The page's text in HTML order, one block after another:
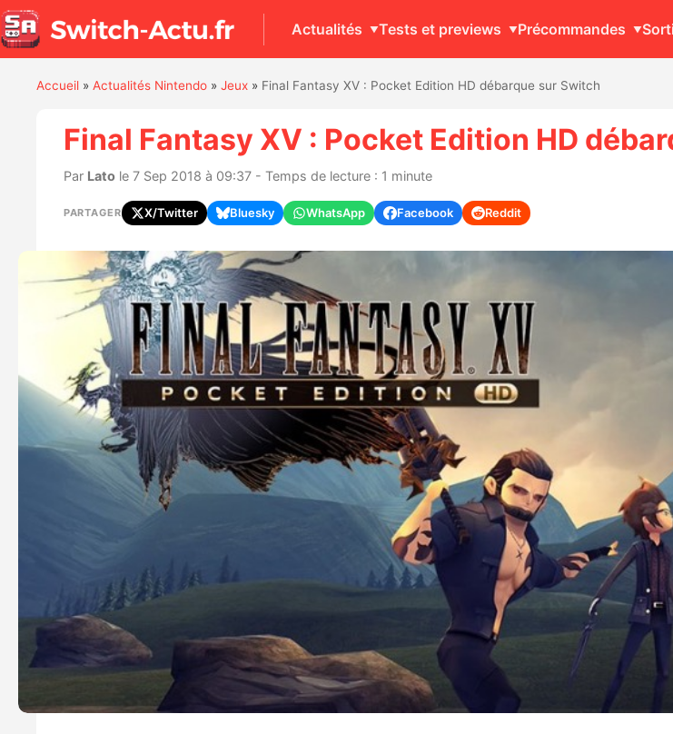
Actualités Tests et previews Précommandes
Accueil» Actualités Nintendo» Jeux» Final Fantasy XV : Pocket Edition HD débarque sur Switch
Final Fantasy XV : Pocket Edition HD
Par Latole 7 Sep 2018 à 09:37 - Temps de lecture : 1 minute
PARTAGER X/Twitter Bluesky WhatsApp Facebook Reddit